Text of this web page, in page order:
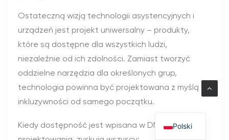
Ostateczną wizją technologii asystencyjnych i
urządzeń jest projekt uniwersalny – produkty,
które są dostępne dla wszystkich ludzi,
niezależnie od ich zdolności. Zamiast tworzyć
oddzielne narzędzia dla określonych grup,
technologia powinna być projektowana z myślą o
inkluzywności od samego początku.
Kiedy dostępność jest wpisana w DNA
Polski